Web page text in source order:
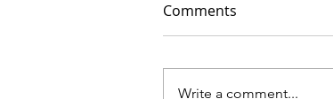
Comments
Write a comment...